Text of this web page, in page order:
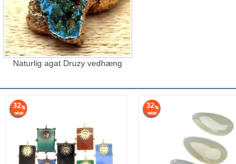
Naturlig agat Druzy vedhæng
32 32